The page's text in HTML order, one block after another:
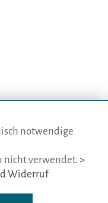
Adolf-Str. 33 · D-90439
notwendige
nicht verwendet. >
Widerruf